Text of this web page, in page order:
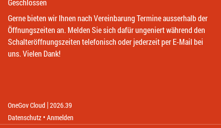
Geschlossen
Gerne bieten wir Ihnen nach Vereinbarung Termine ausserhalb der
Öffnungszeiten an. Melden Sie sich dafür ungeniert während den
Schalteröffnungszeiten telefonisch oder jederzeit per E-Mail bei
uns. Vielen Dank!
OneGov Cloud (External Link)
|2026.39
Datenschutz (External Link)
Anmelden